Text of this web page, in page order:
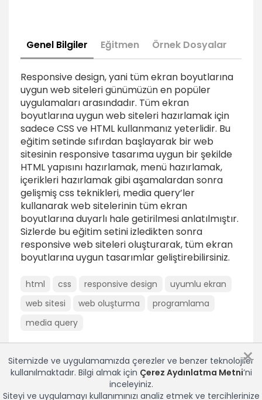
Internet Explorer 7 ve 8 etkinleştirilmesi
Viewport ölçek ayarlamak
3dk
Tüm Ekranlar için CSS Yazmak
Renkler eklemek
3dk
Başlıkları stillendirmek
1dk
Metin ve linkleri stillendirmek
1dk
Footer alaninin stillendirmesi
1dk
HTML Dökümanı Hazırlamak
Bileşik kurallarını anlamak
1dk
Linklere ikonlar eklemek
1dk
Genel Bilgiler Eğitmen Örnek Dosyalar
Responsive design, yani tüm ekran boyutlarına
uygun web siteleri günümüzün en popüler
uygulamaları arasındadır. Tüm ekran
boyutlarına uygun web siteleri hazırlamak için
sadece CSS ve HTML kullanmanız yeterlidir. Bu
eğitim setinde sıfırdan başlayarak bir web
sitesinin responsive tasarıma uygun bir şekilde
HTML yapısını hazırlamak, menü hazırlamak,
içerikleri hazırlamak gibi aşamalardan sonra
gelişmiş css teknikleri, media query’ler
kullanarak web sitelerinin tüm ekran
boyutlarına duyarlı hale getirilmesi anlatılmıştır.
Sizlerde bu eğitim setini izledikten sonra
responsive web siteleri oluşturarak, tüm ekran
boyutlarına uygun tasarımlar geliştirebilirsiniz.
html css responsive design
uyumlu ekran
web sitesi
web oluşturma
programlama
media query
×
Sitemizde ve uygulamamızda çerezler ve benzer teknolojiler
kullanılmaktadır. Bilgi almak için Çerez Aydınlatma Metni’ni
inceleyiniz.
Siteyi ve uygulamayı kullanımınızı analiz etmek ve tercihlerinize